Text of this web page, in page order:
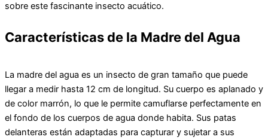
sobre este fascinante insecto acuático.
Características de la Madre del Agua
La madre del agua es un insecto de gran tamaño que puede
llegar a medir hasta 12 cm de longitud. Su cuerpo es aplanado y
de color marrón, lo que le permite camuflarse perfectamente en
el fondo de los cuerpos de agua donde habita. Sus patas
delanteras están adaptadas para capturar y sujetar a sus